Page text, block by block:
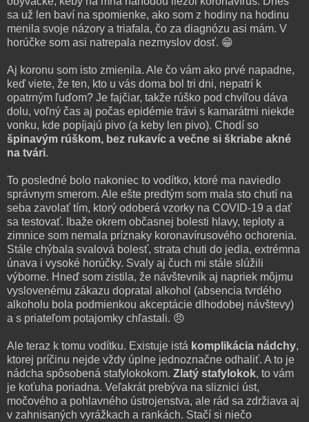
sa už len baví na spomienke, ako som z hodiny na hodinu
menila svoje názory a triafala, čo za diagnózu asi mám. V
horúčke som asi natrepala nezmyslov dosť. 😁
Aj koronu som isto zmienila. Ale čo vám ako prvé napadne,
keď viete, že ten, kto u vás doma bol tri dni, nepatrí k
opatrným ľuďom? Je fajčiar, takže rúško pod chvíľou dáva
dolu, voľný čas aj počas epidémie trávi s kamarátmi niekde
vonku, kde popíjajú pivo (a keby len pivo). Chodí so
špinavým rúškom, bez rukavíc a večne si škriabe akné
na tvári.
To posledné bolo nakoniec to vodítko, ktoré ma naviedlo
správnym smerom. Ale ešte predtým som mala sto chutí na
seba zavolať tím, ktorý odoberá vzorky na COVID-19 a dať
sa testovať. Ibaže okrem občasnej bolesti hlavy, teploty a
zimnice som nemala príznaky koronavírusového ochorenia.
Stále chýbala svalová bolesť, strata chuti do jedla, extrémna
únava i vysoké horúčky. Svaly aj čuch mi stále slúžili
výborne. Hneď som zistila, že návštevník aj napriek môjmu
vyslovenému zákazu dopratal alkohol (absencia tvrdého
alkoholu bola podmienkou akceptácie dlhodobej návštevy)
a s priateľom potajomky chľastali. 😠
Ale teraz k tomu vodítku. Existuje istá komplikácia nádchy,
ktorej príčinu nejde vždy úplne jednoznačne odhaliť. A to je
nádcha spôsobená stafylokokom. Zlatý stafylokok, to vám
je koťuha poriadna. Veľakrát prebýva na sliznici úst,
močového a pohlavného ústrojenstva, ale rád sa zdržiava aj
v zahnisaných vyrážkach a rankách. Stačí si niečo